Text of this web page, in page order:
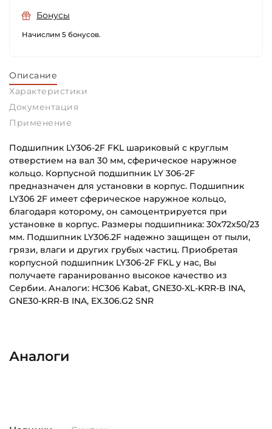
Бонусы
Начислим 5 бонусов.
Описание
Характеристики
Применение
Документация
Подшипник LY306-2F FKL шариковый с круглым
отверстием на вал 30 мм, сферическое наружное
кольцо. Корпусной подшипник LY 306-2F
предназначен для установки в корпус. Подшипник
LY306 2F имеет сферическое наружное кольцо,
благодаря которому, он самоцентрируется при
установке в корпус. Размеры подшипника: 30х72х50/23
мм. Подшипник LY306.2F надежно защищен от пыли,
грязи, влаги и других грубых частиц. Приобретая
корпусной подшипник LY306-2F FKL у нас, Вы
получаете гаранированно высокое качество из
Сербии. Аналоги: HC306 Kabat, GNE30-XL-KRR-B INA,
GNE30-KRR-B INA, EX.306.G2 SNR
Наружный диаметр (D):
Категория:
Аналоги